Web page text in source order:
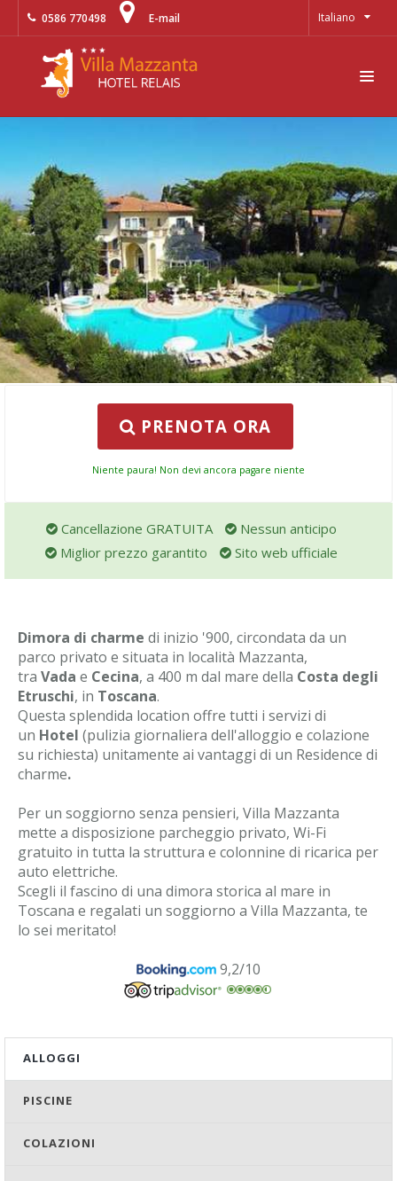
Italiano
0586 770498 E-mail
PRENOTA ORA
Niente paura! Non devi ancora pagare niente
Cancellazione GRATUITA
Nessun anticipo
Miglior prezzo garantito
Sito web ufficiale
Dimora di charme di inizio '900, circondata da un
parco privato e situata in località Mazzanta,
tra Vada e Cecina, a 400 m dal mare della Costa degli
Etruschi, in Toscana.
Questa splendida location offre tutti i servizi di
un Hotel (pulizia giornaliera dell'alloggio e colazione
su richiesta) unitamente ai vantaggi di un Residence di
charme.
Per un soggiorno senza pensieri, Villa Mazzanta
mette a disposizione parcheggio privato, Wi-Fi
gratuito in tutta la struttura e colonnine di ricarica per
auto elettriche.
Scegli il fascino di una dimora storica al mare in
Toscana e regalati un soggiorno a Villa Mazzanta, te
lo sei meritato!
9,2/10
ALLOGGI
PISCINE
COLAZIONI